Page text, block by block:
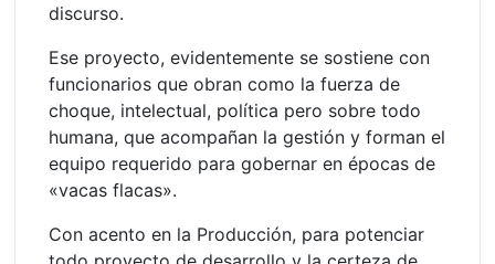
discurso.
Ese proyecto, evidentemente se sostiene con
funcionarios que obran como la fuerza de
choque, intelectual, política pero sobre todo
humana, que acompañan la gestión y forman el
equipo requerido para gobernar en épocas de
«vacas flacas».
Con acento en la Producción, para potenciar